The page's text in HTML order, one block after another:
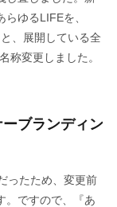
ゆるLIFEを、
、展開している全
称変更しました。
ブランディン
ったため、変更前
。ですので、『あ